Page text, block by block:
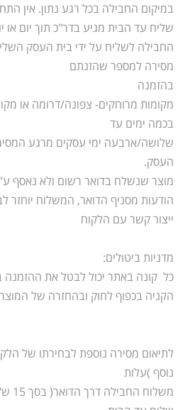
במיקום החבילה בכל רגע נתון. אין
שליח עד הבית מגיע בדר"כ תוך יום או
החבילה לשליח על ידי בית העסק
מסירה למספר שהזנתם
בהזמנה
מקומות מרוחקים- צפונה/דרומה או
בכמה ימים עד
שלושה/ארבעה ימי עסקים מרגע
העסק.
מוצר שנשלח בדואר רשום ולא נאסף
הודעות מסניף הדואר, המשלוח יוחזר
ייצור קשר עם הלקוח
מדניות ביטולים:
הקניה בכפוף לחוק ובהחזרה של
לתיאום מסירה נוספת לבחירתו של
נוסף )עלות